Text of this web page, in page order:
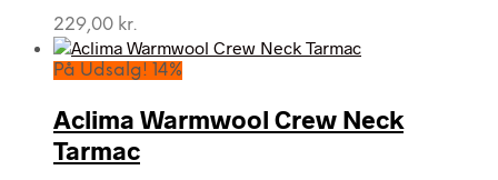
229,00 kr.
På Udsalg! 14%
Aclima Warmwool Crew Neck
Tarmac